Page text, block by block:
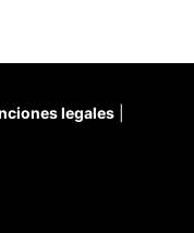
legales